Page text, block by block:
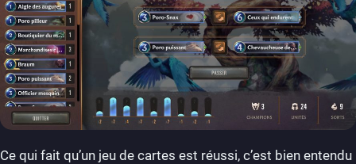
Ce qui fait qu’un jeu de cartes est réussi, c’est bien entendu